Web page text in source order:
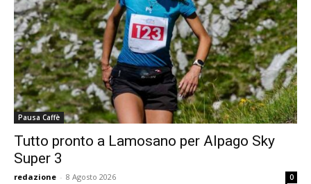
Pausa Caffè
Tutto pronto a Lamosano per Alpago Sky
Super 3
redazione - 8 Agosto 2026 0